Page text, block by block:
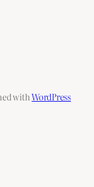
withWordPress